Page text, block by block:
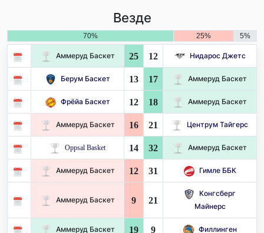
Везде
70% 25% 5%
Аммеруд Баскет 25 12 Нидарос Джетс
Берум Баскет 13 17 Аммеруд Баскет
Фрёйа Баскет 12 18 Аммеруд Баскет
Аммеруд Баскет 16 21 Центрум Тайгерс
Oppsal Basket 14 32 Аммеруд Баскет
Аммеруд Баскет 12 31 Гимле ББК
Аммеруд Баскет 9 21
Конгсберг
Майнерс
Аммеруд Баскет 19 9 Филлинген